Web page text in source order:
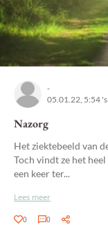
-
05.01.22, 5:54
Nazorg
Het ziektebeeld van
Toch vindt ze het
een keer ter...
Lees meer
0 0